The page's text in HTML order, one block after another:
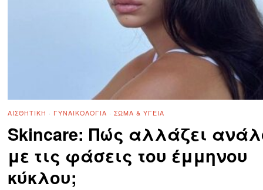
ΑΙΣΘΗΤΙΚΉ · ΓΥΝΑΙΚΟΛΟΓΊΑ · ΣΏΜΑ & ΥΓΕΊΑ
Skincare: Πώς αλλάζει
με τις φάσεις του έμμηνου
κύκλου;